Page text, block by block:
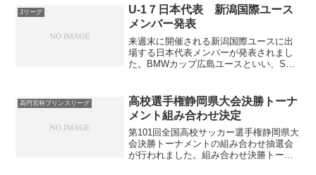
ー大学選抜のメンバーは上記リンクから
確認してください。日本高...
Jリーグ
U-1７日本代表 新潟国際ユース
メンバー発表
来週末に開催される新潟国際ユースに出
場する日本代表メンバーが発表されまし
た。BMWカップ広島ユースといい、SBS
私は静岡県出身なので、地元の県選抜が
日本代表やほかの国代...
高円宮杯プリンスリーグ
高校選手権静岡県大会決勝トーナ
メント組み合わせ決定
第101回全国高校サッカー選手権静岡県大
会決勝トーナメントの組み合わせ抽選会
が行われました。組み合わせ決勝トーナ